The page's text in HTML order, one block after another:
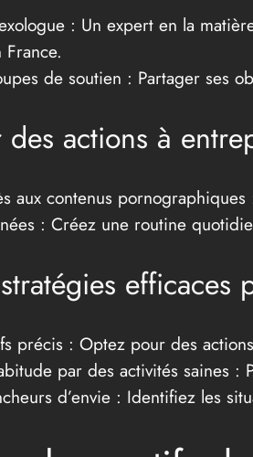
: Un expert en la
de soutien : Partager ses
des actions à
aux contenus
: Créez une routine
précis : Optez pour des
par des activités saines
d’envie : Identifiez les